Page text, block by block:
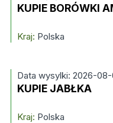
KUPIE BORÓWKI
Kraj: Polska
Data wysylki: 2026-
KUPIE JABŁKA
Kraj: Polska